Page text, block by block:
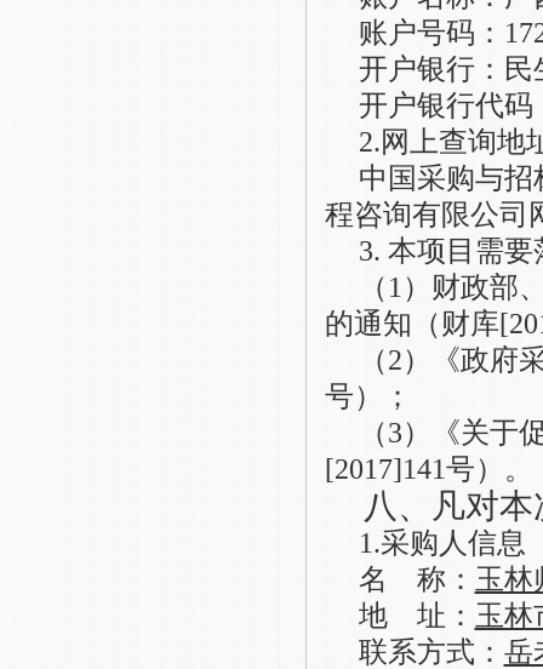
账户号码：
开户银行：民
开户银行代码
2.网上查询地
中国采购与招
程咨询有限公司
3. 本项目需要
（1）财政部
的通知（财库
（2）《政府
号）；
（3）《关于
[2017]141号）。
八、凡对
1.采购人信息
名
称： 玉林
地
址： 玉林
联系方式： 岳